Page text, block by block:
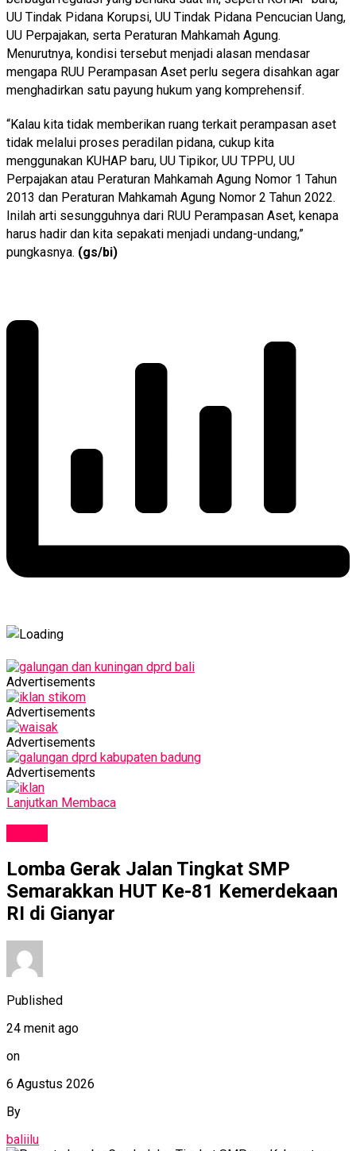
UU Tindak Pidana Korupsi, UU Tindak Pidana Pencucian Uang,
UU Perpajakan, serta Peraturan Mahkamah Agung.
Menurutnya, kondisi tersebut menjadi alasan mendasar
mengapa RUU Perampasan Aset perlu segera disahkan agar
menghadirkan satu payung hukum yang komprehensif.
“Kalau kita tidak memberikan ruang terkait perampasan aset
tidak melalui proses peradilan pidana, cukup kita
menggunakan KUHAP baru, UU Tipikor, UU TPPU, UU
Perpajakan atau Peraturan Mahkamah Agung Nomor 1 Tahun
2013 dan Peraturan Mahkamah Agung Nomor 2 Tahun 2022.
Inilah arti sesungguhnya dari RUU Perampasan Aset, kenapa
harus hadir dan kita sepakati menjadi undang-undang,”
pungkasnya. (gs/bi)
Advertisements
Advertisements
Advertisements
Advertisements
Lanjutkan Membaca
Lomba Gerak Jalan Tingkat SMP
Semarakkan HUT Ke-81 Kemerdekaan
RI di Gianyar
Published
24 menit ago
on
6 Agustus 2026
By
baliilu